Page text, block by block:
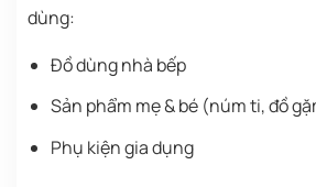
dùng:
Đồ dùng nhà bếp
Sản phẩm mẹ & bé (núm ti, đồ
Phụ kiện gia dụng